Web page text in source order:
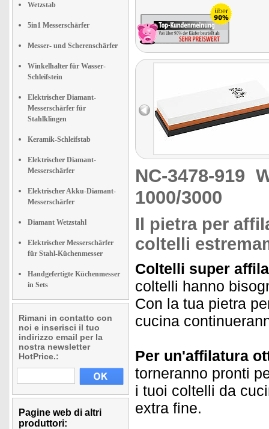
Wetzstab
5in1 Messerschärfer
Messer- und Scherenschärfer
Winkelhalter für Wasser-
Schleifstein
Elektrischer Diamant-
Messerschärfer für
Stahlklingen
Keramik-Schleifstab
Elektrischer Diamant-
Messerschärfer
Elektrischer Akku-Diamant-
Messerschärfer
Diamant Wetzstahl
Elektrischer Messerschärfer
für Stahl-Küchenmesser
Handgefertigte Küchenmesser
in Sets
Rimani in contatto con
noi e inserisci il tuo
indirizzo email per la
nostra newsletter
HotPrice.:
Pagine web di altri
produttori:
NC-3478-919
1000/3000
Il pietra per
coltelli
Coltelli super
coltelli hanno
Con la tua pietra
cucina
Per un'affilatura
torneranno pronti
i tuoi coltelli da
extra fine.